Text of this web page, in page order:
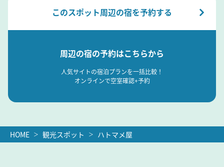
このスポット周辺の宿を予約する
周辺の宿の予約はこちらから
人気サイトの宿泊プランを一括比較！
オンラインで空室確認+予約
HOME 観光スポット ハトマメ屋